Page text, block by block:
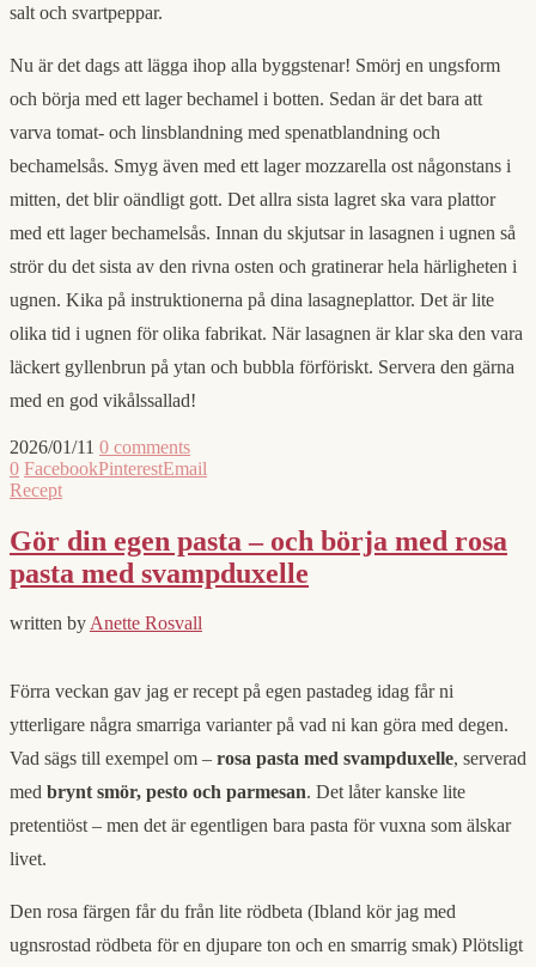
salt och svartpeppar.
Nu är det dags att lägga ihop alla byggstenar! Smörj en ungsform
och börja med ett lager bechamel i botten. Sedan är det bara att
varva tomat- och linsblandning med spenatblandning och
bechamelsås. Smyg även med ett lager mozzarella ost någonstans i
mitten, det blir oändligt gott. Det allra sista lagret ska vara plattor
med ett lager bechamelsås. Innan du skjutsar in lasagnen i ugnen så
strör du det sista av den rivna osten och gratinerar hela härligheten i
ugnen. Kika på instruktionerna på dina lasagneplattor. Det är lite
olika tid i ugnen för olika fabrikat. När lasagnen är klar ska den vara
läckert gyllenbrun på ytan och bubbla förföriskt. Servera den gärna
med en god vikålssallad!
2026/01/11 0 comments
0 FacebookPinterestEmail
Recept
Gör din egen pasta – och börja med rosa
pasta med svampduxelle
written byAnette Rosvall
Förra veckan gav jag er recept på egen pastadeg idag får ni
ytterligare några smarriga varianter på vad ni kan göra med degen.
Vad sägs till exempel om – rosa pasta med svampduxelle, serverad
med brynt smör, pesto och parmesan. Det låter kanske lite
pretentiöst – men det är egentligen bara pasta för vuxna som älskar
livet.
Den rosa färgen får du från lite rödbeta (Ibland kör jag med
ugnsrostad rödbeta för en djupare ton och en smarrig smak) Plötsligt